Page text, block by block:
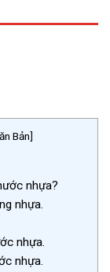
Bản]
nhựa?
nhựa.
nhựa.
nhựa.